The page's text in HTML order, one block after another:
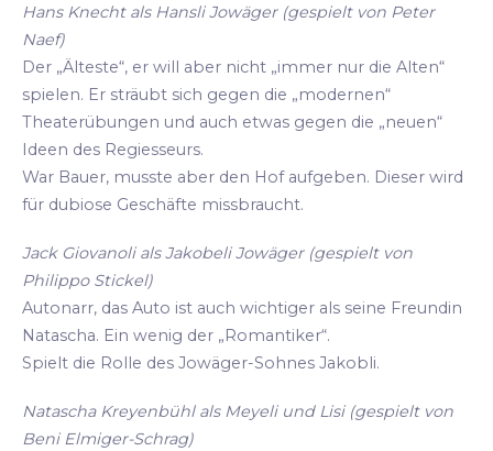
Hans Knecht als Hansli Jowäger (gespielt von Peter
Naef)
Der „Älteste“, er will aber nicht „immer nur die Alten“
spielen. Er sträubt sich gegen die „modernen“
Theaterübungen und auch etwas gegen die „neuen“
Ideen des Regiesseurs.
War Bauer, musste aber den Hof aufgeben. Dieser wird
für dubiose Geschäfte missbraucht.
Jack Giovanoli als Jakobeli Jowäger (gespielt von
Philippo Stickel)
Autonarr, das Auto ist auch wichtiger als seine Freundin
Natascha. Ein wenig der „Romantiker“.
Spielt die Rolle des Jowäger-Sohnes Jakobli.
Natascha Kreyenbühl als Meyeli und Lisi (gespielt von
Beni Elmiger-Schrag)